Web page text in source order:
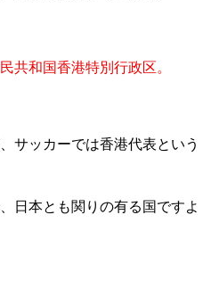
共和国香港特別行政区。
サッカーでは香港代表という
日本とも関りの有る国ですよ